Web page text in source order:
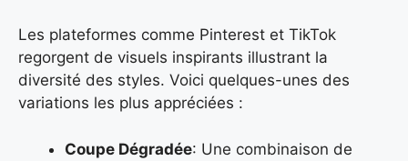
Les plateformes comme Pinterest et TikTok
regorgent de visuels inspirants illustrant la
diversité des styles. Voici quelques-unes des
variations les plus appréciées :
Coupe Dégradée: Une combinaison de